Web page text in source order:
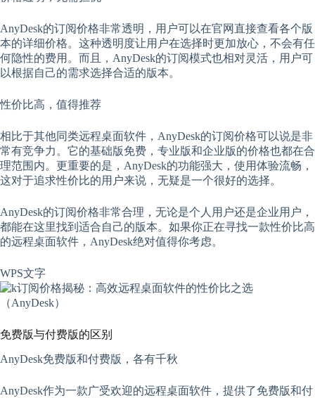
AnyDesk的订阅价格非常透明，用户可以在官网直接查看各个版
本的详细价格。这种透明度让用户在选择时更加放心，不会有任
何隐性的费用。而且，AnyDesk的订阅模式也相对灵活，用户可
以根据自己的需求选择合适的版本。
性价比高，值得推荐
相比于其他同类远程桌面软件，AnyDesk的订阅价格可以说是非
常有竞争力。它的基础版免费，专业版和企业版的价格也都在合
理范围内。更重要的是，AnyDesk的功能强大，使用体验流畅，
这对于追求性价比的用户来说，无疑是一个很好的选择。
AnyDesk的订阅价格非常合理，无论是个人用户还是企业用户，
都能在这里找到适合自己的版本。如果你正在寻找一款性价比高
的远程桌面软件，AnyDesk绝对值得你考虑。
WPS文字
免费版与付费版的区别
AnyDesk免费版和付费版，各有千秋
AnyDesk作为一款广受欢迎的远程桌面软件，提供了免费版和付